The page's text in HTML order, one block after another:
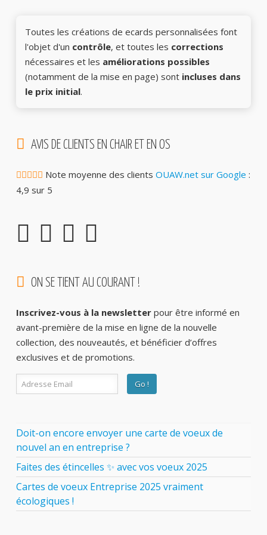
Toutes les créations de ecards personnalisées font
l'objet d'un contrôle, et toutes les corrections
nécessaires et les améliorations possibles
(notamment de la mise en page) sont incluses dans
le prix initial.
AVIS DE CLIENTS EN CHAIR ET EN OS
Note moyenne des clients OUAW.net sur Google :
4,9 sur 5
ON SE TIENT AU COURANT !
Inscrivez-vous à la newsletterpour être informé en
avant-première de la mise en ligne de la nouvelle
collection, des nouveautés, et bénéficier d’offres
exclusives et de promotions.
Doit-on encore envoyer une carte de voeux de
nouvel an en entreprise ?
Faites des étincelles ✨ avec vos voeux 2025
Cartes de voeux Entreprise 2025 vraiment
écologiques !